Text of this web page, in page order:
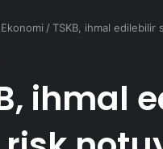
Ekonomi /TSKB, ihmal edilebilir
ihmal